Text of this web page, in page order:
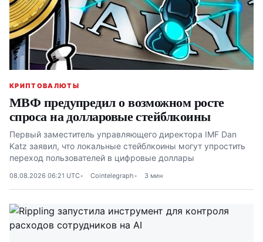
КРИПТОВАЛЮТЫ
МВФ предупредил о возможном росте
спроса на долларовые стейблкоины
Первый заместитель управляющего директора IMF Dan
Katz заявил, что локальные стейблкоины могут упростить
переход пользователей в цифровые доллары
08.08.2026 06:21 UTC Cointelegraph 3 мин